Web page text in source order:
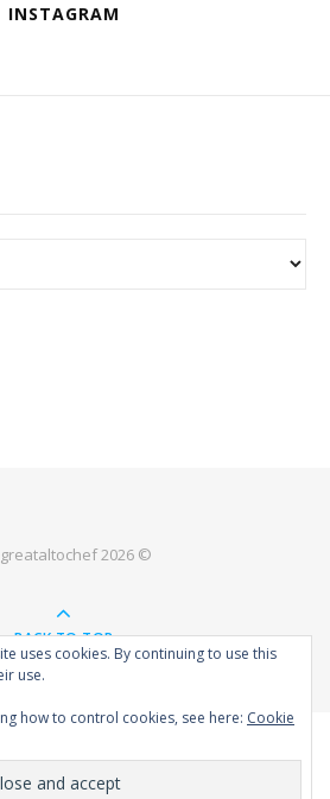
INSTAGRAM
2026 ©
BACK TO TOP
uses cookies. By continuing to use this
use.
how to control cookies, see here: Cookie